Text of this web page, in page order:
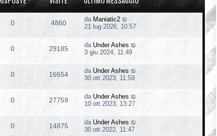
0 4860 da Maniatic2
21 lug 2026, 10:57
0 29185 da Under Ashes
3 giu 2024, 11:49
0 16654 da Under Ashes
30 ott 2023, 11:59
0 27759 da Under Ashes
10 ott 2023, 13:27
0 14875 da Under Ashes
30 ott 2022, 11:47